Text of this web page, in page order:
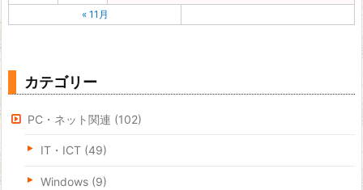
« 11月
カテゴリー
PC・ネット関連 (102)
IT・ICT (49)
Windows (9)